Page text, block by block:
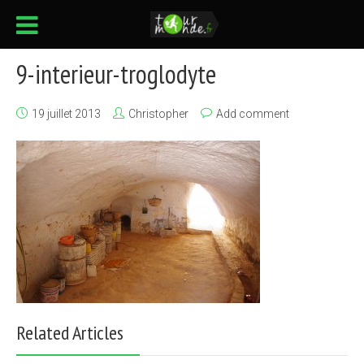
9-interieur-troglodyte
19 juillet 2013 Christopher Add comment
Related Articles